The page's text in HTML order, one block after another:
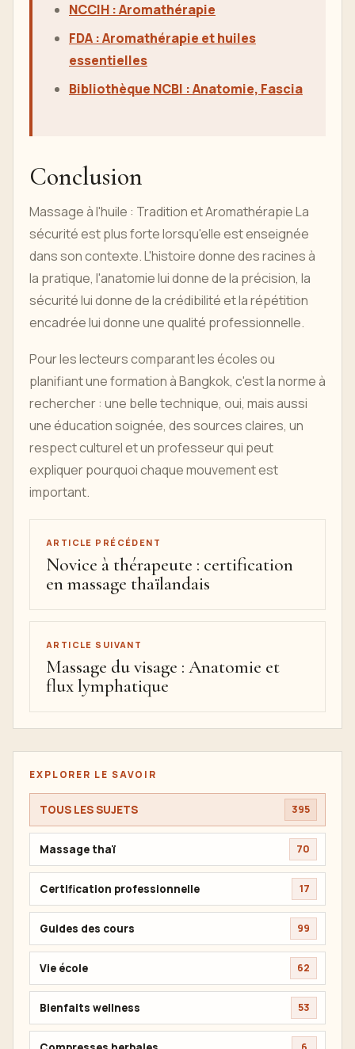
NCCIH : Aromathérapie
FDA : Aromathérapie et huiles
essentielles
Bibliothèque NCBI : Anatomie, Fascia
Conclusion
Massage à l'huile : Tradition et Aromathérapie La
sécurité est plus forte lorsqu'elle est enseignée
dans son contexte. L'histoire donne des racines à
la pratique, l'anatomie lui donne de la précision, la
sécurité lui donne de la crédibilité et la répétition
encadrée lui donne une qualité professionnelle.
Pour les lecteurs comparant les écoles ou
planifiant une formation à Bangkok, c'est la norme à
rechercher : une belle technique, oui, mais aussi
une éducation soignée, des sources claires, un
respect culturel et un professeur qui peut
expliquer pourquoi chaque mouvement est
important.
ARTICLE PRÉCÉDENT
Novice à thérapeute : certification
en massage thaïlandais
ARTICLE SUIVANT
Massage du visage : Anatomie et
flux lymphatique
EXPLORER LE SAVOIR
TOUS LES SUJETS 395
Massage thaï 70
Certification professionnelle 17
Guides des cours 99
Vie école 62
Bienfaits wellness 53